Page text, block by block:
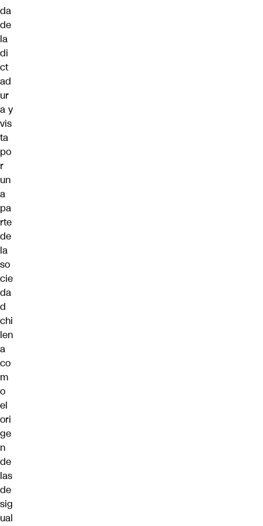
da
de
la
di
ct
ad
ur
a y
vis
ta
po
r
un
a
pa
rte
de
la
so
cie
da
d
chi
len
a
co
m
o
el
ori
ge
n
de
las
de
sig
ual